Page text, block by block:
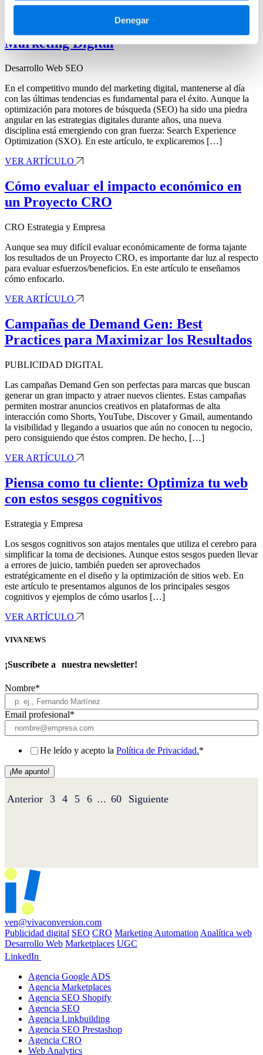
Denegar
VER ARTÍCULO
¿Qué es SXO?: Una Nueva Tendencia del
Marketing Digital
Desarrollo Web SEO
En el competitivo mundo del marketing digital, mantenerse al día
con las últimas tendencias es fundamental para el éxito. Aunque la
optimización para motores de búsqueda (SEO) ha sido una piedra
angular en las estrategias digitales durante años, una nueva
disciplina está emergiendo con gran fuerza: Search Experience
Optimization (SXO). En este artículo, te explicaremos […]
VER ARTÍCULO
Cómo evaluar el impacto económico en
un Proyecto CRO
CRO Estrategia y Empresa
Aunque sea muy difícil evaluar económicamente de forma tajante
los resultados de un Proyecto CRO, es importante dar luz al respecto
para evaluar esfuerzos/beneficios. En este artículo te enseñamos
cómo enfocarlo.
VER ARTÍCULO
Campañas de Demand Gen: Best
Practices para Maximizar los Resultados
PUBLICIDAD DIGITAL
Las campañas Demand Gen son perfectas para marcas que buscan
generar un gran impacto y atraer nuevos clientes. Estas campañas
permiten mostrar anuncios creativos en plataformas de alta
interacción como Shorts, YouTube, Discover y Gmail, aumentando
la visibilidad y llegando a usuarios que aún no conocen tu negocio,
pero consiguiendo que éstos compren. De hecho, […]
VER ARTÍCULO
Piensa como tu cliente: Optimiza tu web
con estos sesgos cognitivos
Estrategia y Empresa
Los sesgos cognitivos son atajos mentales que utiliza el cerebro para
simplificar la toma de decisiones. Aunque estos sesgos pueden llevar
a errores de juicio, también pueden ser aprovechados
estratégicamente en el diseño y la optimización de sitios web. En
este artículo te presentamos algunos de los principales sesgos
cognitivos y ejemplos de cómo usarlos […]
VER ARTÍCULO
VIVA NEWS
¡Suscríbete a nuestra newsletter!
Nombre*
Email profesional*
He leído y acepto la Política de Privacidad.*
Anterior 3 4 5 6 … 60 Siguiente
ven@vivaconversion.com
Publicidad digital SEO CRO Marketing Automation Analítica web
Desarrollo Web Marketplaces UGC
LinkedIn
Agencia Google ADS
Agencia Marketplaces
Agencia SEO Shopify
Agencia SEO
Agencia Linkbuilding
Agencia SEO Prestashop
Agencia CRO
Web Analytics